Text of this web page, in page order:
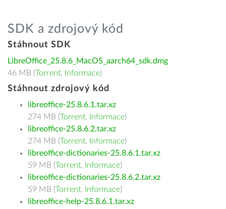
SDK a zdrojový kód
Stáhnout SDK
LibreOffice_25.8.6_MacOS_aarch64_sdk.dmg
46 MB (Torrent, Informace)
Stáhnout zdrojový kód
libreoffice-25.8.6.1.tar.xz
274 MB (Torrent, Informace)
libreoffice-25.8.6.2.tar.xz
274 MB (Torrent, Informace)
libreoffice-dictionaries-25.8.6.1.tar.xz
59 MB (Torrent, Informace)
libreoffice-dictionaries-25.8.6.2.tar.xz
59 MB (Torrent, Informace)
libreoffice-help-25.8.6.1.tar.xz